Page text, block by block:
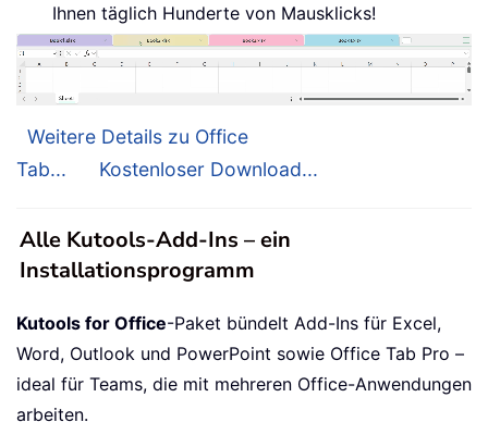
Ihnen täglich Hunderte von Mausklicks!
Weitere Details zu Office
Tab...
Kostenloser Download...
Alle Kutools-Add-Ins – ein
Installationsprogramm
Kutools for Office-Paket bündelt Add-Ins für Excel,
Word, Outlook und PowerPoint sowie Office Tab Pro –
ideal für Teams, die mit mehreren Office-Anwendungen
arbeiten.